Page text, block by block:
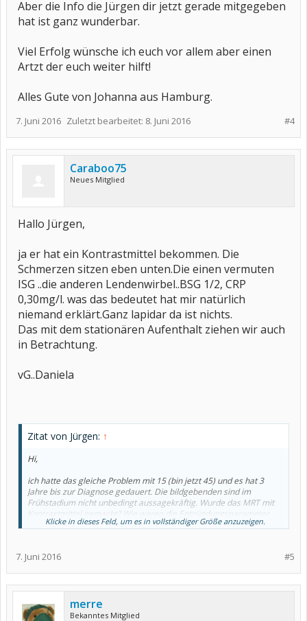
Aber die Info die Jürgen dir jetzt gerade mitgegeben
hat ist ganz wunderbar.
Viel Erfolg wünsche ich euch vor allem aber einen
Artzt der euch weiter hilft!
Alles Gute von Johanna aus Hamburg.
#4
7. Juni 2016 Zuletzt bearbeitet: 8. Juni 2016
Caraboo75
Neues Mitglied
Hallo Jürgen,
ja er hat ein Kontrastmittel bekommen. Die
Schmerzen sitzen eben unten.Die einen vermuten
ISG ..die anderen Lendenwirbel..BSG 1/2, CRP
0,30mg/l. was das bedeutet hat mir natürlich
niemand erklärt.Ganz lapidar da ist nichts.
Das mit dem stationären Aufenthalt ziehen wir auch
in Betrachtung.
vG..Daniela
Zitat von Jürgen: ↑
Hi,
ich hatte das gleiche Problem mit 15 (bin jetzt 45) und es hat 3
Jahre bis zur Diagnose gedauert. Die bildgebenden sind im
Frühstadium nicht unbedingt aussagekräftig. Wurde das MRT mit
Kontrastmittel gemacht? Wie waren die Entzündungsparameter
(BSG und CRP)? Wo genau sind die Schmerzen- in der LWS oder im
ziemlich schmerzhaft... Wurde es getestet? Ca. 8% der Deutschen
verkürzen könnte man auch einen stationären Klinikaufenthalt in
Erwägung ziehen, da dort alle Untersuchungen in kurzer ZEit
durchgeführt werden können.
Klicke in dieses Feld, um es in vollständiger Größe anzuzeigen.
#5
7. Juni 2016
merre
Bekanntes Mitglied